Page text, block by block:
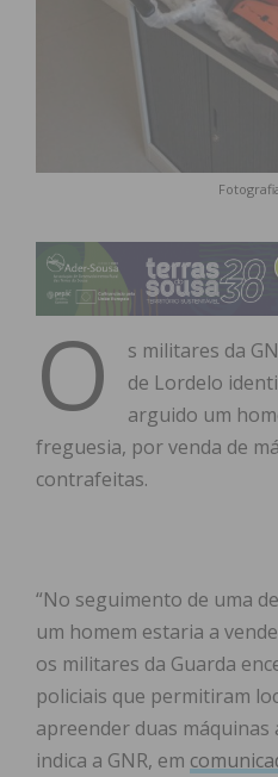
O
s militares da
de Lordelo
arguido um
freguesia, por venda de
contrafeitas.
“No seguimento de uma
um homem estaria a
os militares da Guarda
policiais que permitiram
apreender duas
indica a GNR, em